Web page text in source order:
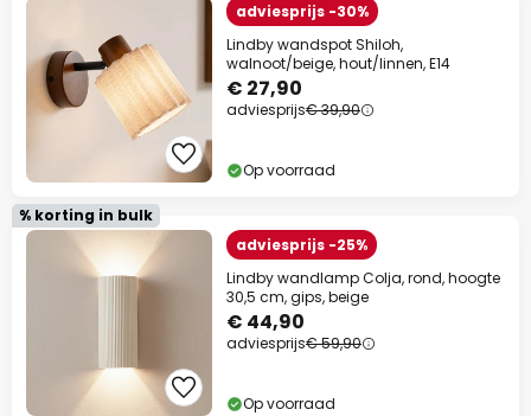
adviesprijs -30%
Lindby wandspot Shiloh,
walnoot/beige, hout/linnen, E14
€ 27,90
adviesprijs€ 39,90
Op voorraad
% korting in bulk
adviesprijs -25%
Lindby wandlamp Colja, rond, hoogte
30,5 cm, gips, beige
€ 44,90
adviesprijs€ 59,90
Op voorraad